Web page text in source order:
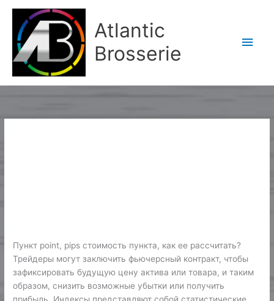
contenu
Atlantic
Brosserie
Пункт point, pips стоимость пункта, как ее рассчитать?
Трейдеры могут заключить фьючерсный контракт, чтобы
зафиксировать будущую цену актива или товара, и таким
образом, снизить возможные убытки или получить